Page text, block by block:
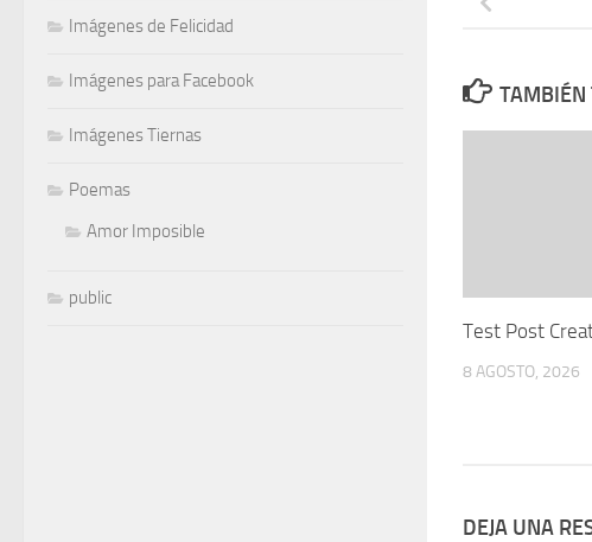
TAMBIÉN
Test Post
8 AGOSTO, 2026
DEJA UNA
Imágenes de Felicidad
Imágenes para Facebook
Imágenes Tiernas
Poemas
Amor Imposible
public